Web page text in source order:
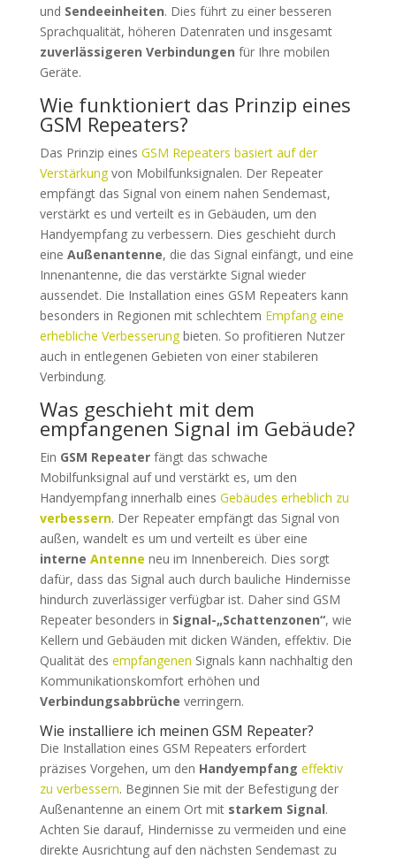
und Sendeeinheiten. Dies führt zu einer besseren
Sprachqualität, höheren Datenraten und insgesamt
zuverlässigeren Verbindungen für Ihre mobilen
Geräte.
Wie funktioniert das Prinzip eines
GSM Repeaters?
Das Prinzip eines GSM Repeaters basiert auf der
Verstärkungvon Mobilfunksignalen. Der Repeater
empfängt das Signal von einem nahen Sendemast,
verstärkt es und verteilt es in Gebäuden, um den
Handyempfang zu verbessern. Dies geschieht durch
eine Außenantenne, die das Signal einfängt, und eine
Innenantenne, die das verstärkte Signal wieder
aussendet. Die Installation eines GSM Repeaters kann
besonders in Regionen mit schlechtem Empfang eine
erhebliche Verbesserungbieten. So profitieren Nutzer
auch in entlegenen Gebieten von einer stabileren
Verbindung.
Was geschieht mit dem
empfangenen Signal im Gebäude?
Ein GSM Repeaterfängt das schwache
Mobilfunksignal auf und verstärkt es, um den
Handyempfang innerhalb eines Gebäudes erheblich zu
verbessern. Der Repeater empfängt das Signal von
außen, wandelt es um und verteilt es über eine
interne Antenne neu im Innenbereich. Dies sorgt
dafür, dass das Signal auch durch bauliche Hindernisse
hindurch zuverlässiger verfügbar ist. Daher sind GSM
Repeater besonders in Signal-„Schattenzonen“, wie
Kellern und Gebäuden mit dicken Wänden, effektiv. Die
Qualität des empfangenen Signals kann nachhaltig den
Kommunikationskomfort erhöhen und
Verbindungsabbrüche verringern.
Wie installiere ich meinen GSM Repeater?
Die Installation eines GSM Repeaters erfordert
präzises Vorgehen, um den Handyempfang effektiv
zu verbessern. Beginnen Sie mit der Befestigung der
Außenantenne an einem Ort mit starkem Signal.
Achten Sie darauf, Hindernisse zu vermeiden und eine
direkte Ausrichtung auf den nächsten Sendemast zu